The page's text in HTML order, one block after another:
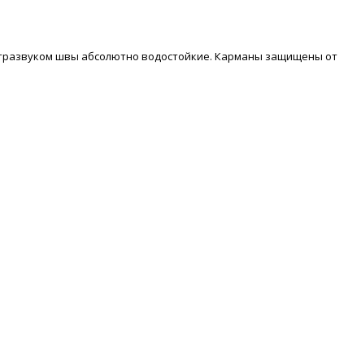
швы абсолютно водостойкие. Карманы защищены от